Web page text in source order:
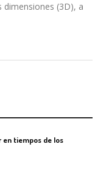
(3D), a
en tiempos de los